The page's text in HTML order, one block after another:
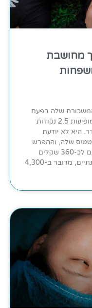
מחושבת
המשכורת שלה בפעם
הראשונה אחרי שנים. היא רואה שמופיעות 2.5 נקודות
היא לא יודעת
לפי הסטטוס שלה, וההפרש
הזה – 1.5 נקודות לחודש – מתורגם לכ-360 שקלים
בחודש שהיא מפסידה. במונחים שנתיים, מדובר ב-4,300